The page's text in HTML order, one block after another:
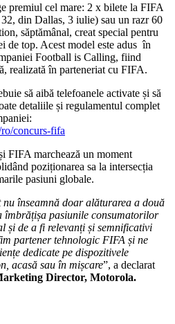
premiul cel mare: 2 x bilete la FIFA
din Dallas, 3 iulie) sau un razr 60
săptămânal, creat special pentru
de top. Acest model este adus în
Football is Calling, fiind
realizată în parteneriat cu FIFA.
să aibă telefoanele activate și să
detaliile și regulamentul complet
concurs-fifa
FIFA marchează un moment
poziționarea sa la intersecția
pasiuni globale.
înseamnă doar alăturarea a două
îmbrățișa pasiunile consumatorilor
și de a fi relevanți și semnificativi
partener tehnologic FIFA și ne
dedicate pe dispozitivele
acasă sau în mișcare”, a declarat
Director, Motorola.